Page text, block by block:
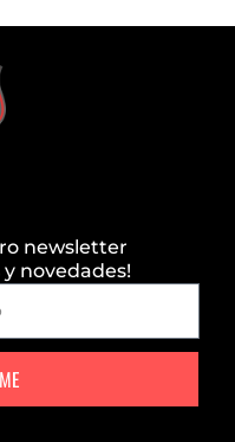
newsletter
novedades!